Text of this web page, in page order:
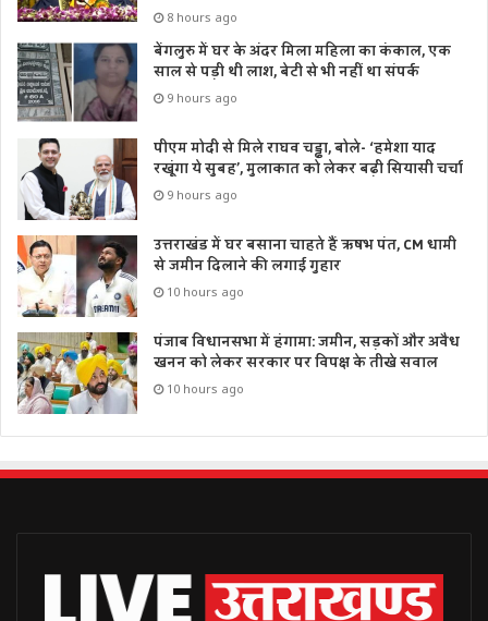
8 hours ago
बेंगलुरु में घर के अंदर मिला महिला का कंकाल, एक
साल से पड़ी थी लाश, बेटी से भी नहीं था संपर्क
9 hours ago
पीएम मोदी से मिले राघव चड्ढा, बोले- ‘हमेशा याद
रखूंगा ये सुबह’, मुलाकात को लेकर बढ़ी सियासी चर्चा
9 hours ago
उत्तराखंड में घर बसाना चाहते हैं ऋषभ पंत, CM धामी
से जमीन दिलाने की लगाई गुहार
10 hours ago
पंजाब विधानसभा में हंगामा: जमीन, सड़कों और अवैध
खनन को लेकर सरकार पर विपक्ष के तीखे सवाल
10 hours ago